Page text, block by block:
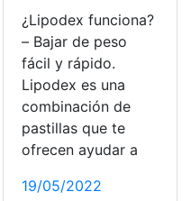
¿Lipodex funciona?
– Bajar de peso
fácil y rápido.
Lipodex es una
combinación de
pastillas que te
ofrecen ayudar a
19/05/2022